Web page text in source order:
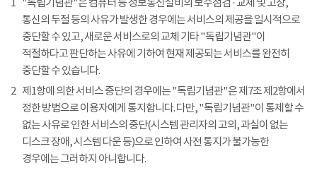
1 "독립기념관"은 컴퓨터 등 정보통신설비의 보수점검 · 교체 및 고장,
통신의 두절 등의 사유가 발생한 경우에는 서비스의 제공을 일시적으로
중단할 수 있고, 새로운 서비스로의 교체 기타 "독립기념관"이
적절하다고 판단하는 사유에 기하여 현재 제공되는 서비스를 완전히
중단할 수 있습니다.
2 제1항에 의한 서비스 중단의 경우에는 "독립기념관"은 제7조 제2항에서
정한 방법으로 이용자에게 통지합니다. 다만, "독립기념관"이 통제할 수
없는 사유로 인한 서비스의 중단(시스템 관리자의 고의, 과실이 없는
디스크 장애, 시스템 다운 등)으로 인하여 사전 통지가 불가능한
경우에는 그러하지 아니합니다.